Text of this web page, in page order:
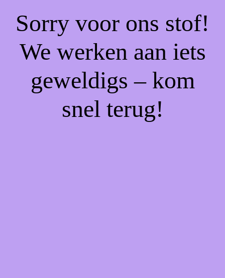
Sorry voor ons stof!
We werken aan iets
geweldigs – kom
snel terug!